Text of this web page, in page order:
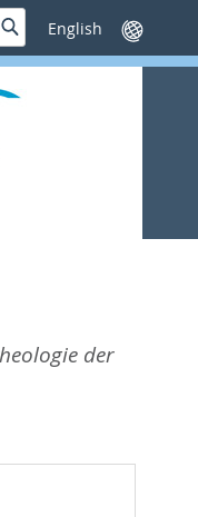
SucheSprache
wechseln
der